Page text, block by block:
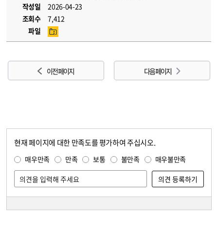
작성일
2026-04-23
조회수
7,412
파일
이전 페이지 다음 페이지
현재 페이지에 대한 만족도를 평가하여 주십시오.
매우만족 만족 보통 불만족 매우불만족